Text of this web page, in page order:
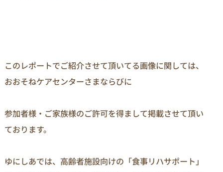
このレポートでご紹介させて頂いてる画像に関しては、
おおそねケアセンターさまならびに
参加者様・ご家族様のご許可を得まして掲載させて頂い
ております。
ゆにしあでは、高齢者施設向けの「食事リハサポート」